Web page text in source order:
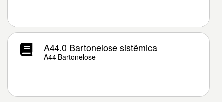
A44.0 Bartonelose sistêmica
A44 Bartonelose